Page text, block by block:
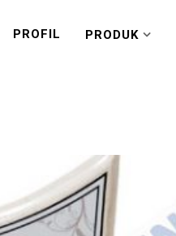
PROFIL PRODUK